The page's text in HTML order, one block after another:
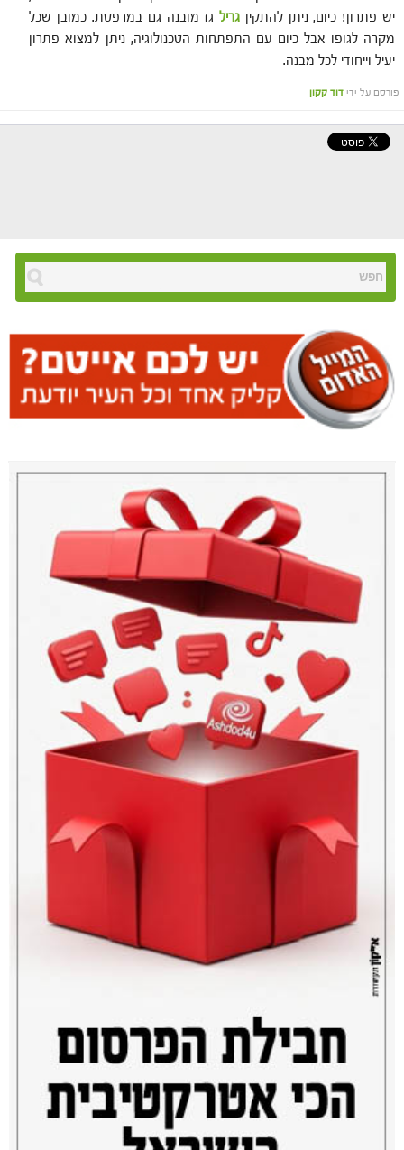
יש פתרון! כיום, ניתן להתקין גריל גז מובנה גם במרפסת. כמובן שכל
מקרה לגופו אבל כיום עם התפתחות הטכנולוגיה, ניתן למצוא פתרון
יעיל וייחודי לכל מבנה.
פורסם על ידי דוד קקון